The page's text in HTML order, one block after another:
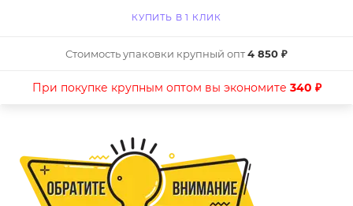
КУПИТЬ В 1 КЛИК
Стоимость упаковки крупный опт4 850 ₽
При покупке крупным оптом вы экономите 340 ₽